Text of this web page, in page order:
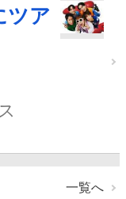
ツア
一覧へ